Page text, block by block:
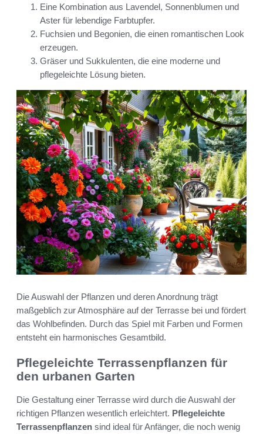
Eine Kombination aus Lavendel, Sonnenblumen und
Aster für lebendige Farbtupfer.
Fuchsien und Begonien, die einen romantischen Look
erzeugen.
Gräser und Sukkulenten, die eine moderne und
pflegeleichte Lösung bieten.
Die Auswahl der Pflanzen und deren Anordnung trägt
maßgeblich zur Atmosphäre auf der Terrasse bei und fördert
das Wohlbefinden. Durch das Spiel mit Farben und Formen
entsteht ein harmonisches Gesamtbild.
Pflegeleichte Terrassenpflanzen für
den urbanen Garten
Die Gestaltung einer Terrasse wird durch die Auswahl der
richtigen Pflanzen wesentlich erleichtert. Pflegeleichte
Terrassenpflanzen sind ideal für Anfänger, die noch wenig